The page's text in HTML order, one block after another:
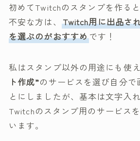
初めてTwitchのスタンプを作る
不安な方は、 Twitch用に出品さ
を選ぶのがおすすめです！
私はスタンプ以外の用途にも使
ト作成”のサービスを選び自分で
とにしましたが、基本は文字入
Twitchのスタンプ用のサービス
います。